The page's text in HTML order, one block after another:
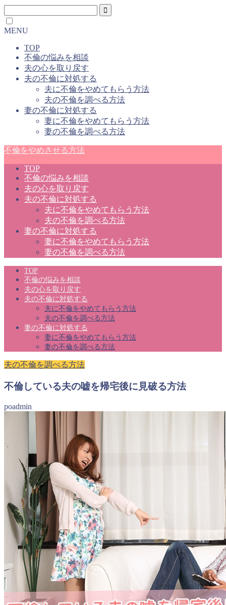
MENU
TOP
不倫の悩みを相談
夫の心を取り戻す
夫の不倫に対処する
夫に不倫をやめてもらう方法
夫の不倫を調べる方法
妻の不倫に対処する
妻に不倫をやめてもらう方法
妻の不倫を調べる方法
不倫をやめさせる方法
TOP
不倫の悩みを相談
夫の心を取り戻す
夫の不倫に対処する
夫に不倫をやめてもらう方法
夫の不倫を調べる方法
妻の不倫に対処する
妻に不倫をやめてもらう方法
妻の不倫を調べる方法
TOP
不倫の悩みを相談
夫の心を取り戻す
夫の不倫に対処する
夫に不倫をやめてもらう方法
夫の不倫を調べる方法
妻の不倫に対処する
妻に不倫をやめてもらう方法
妻の不倫を調べる方法
夫の不倫を調べる方法
不倫している夫の嘘を帰宅後に見破る方法
poadmin